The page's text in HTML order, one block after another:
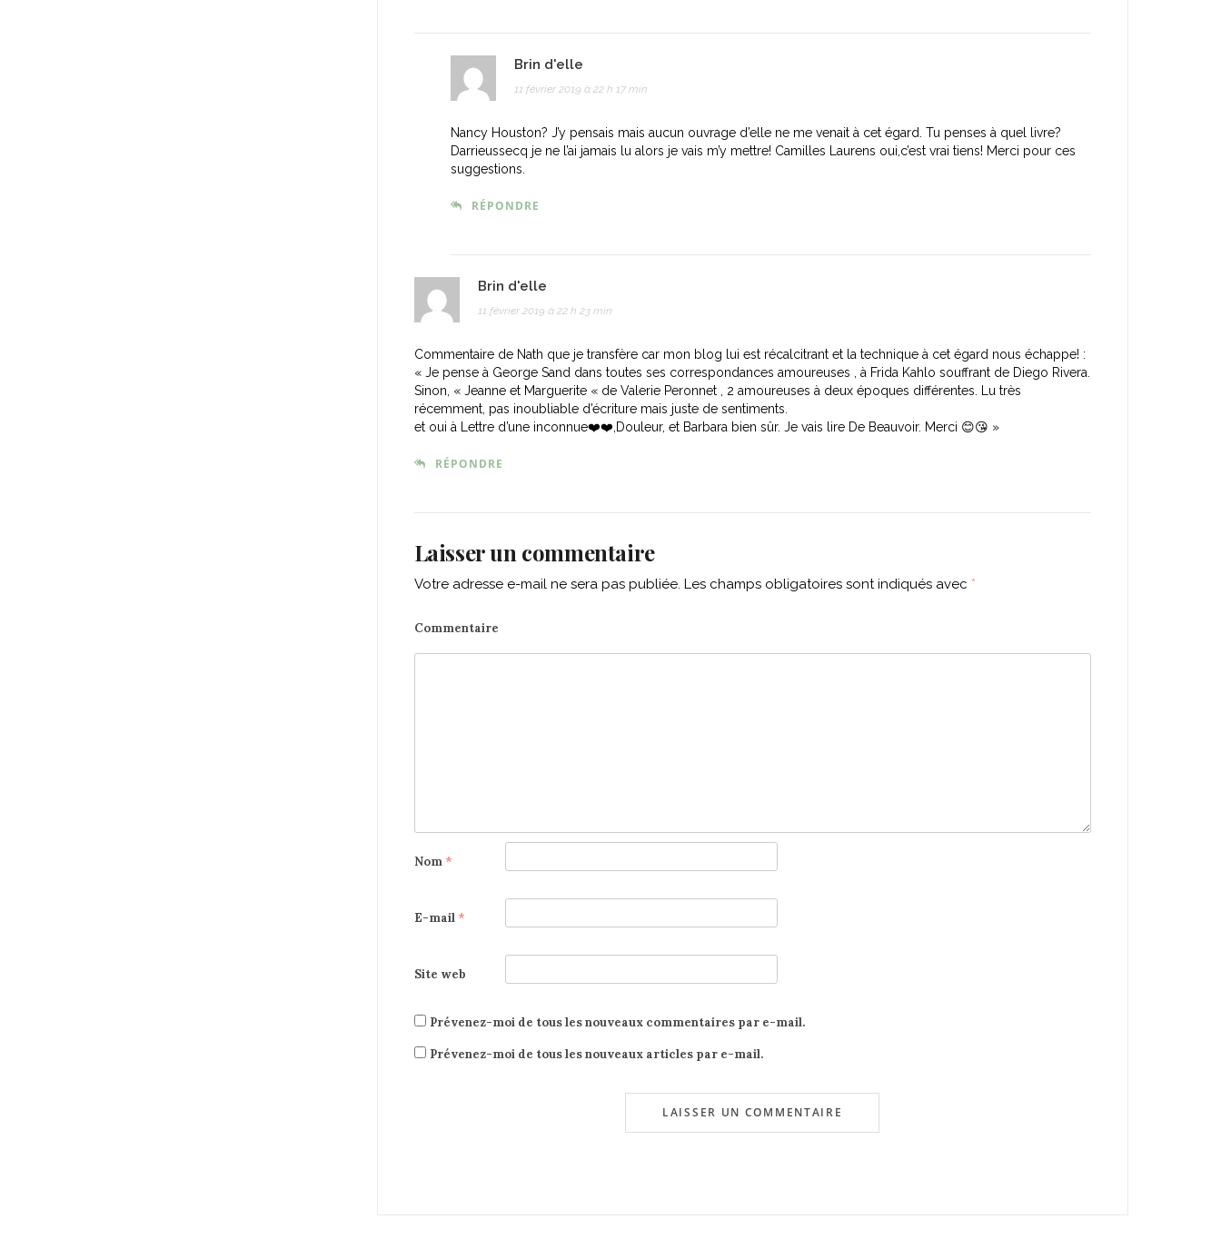
Brin d'elle
11 février 2019 à 22 h 17 min
Nancy Houston? J’y pensais mais aucun ouvrage d’elle ne me venait à cet égard. Tu penses à quel livre?
Darrieussecq je ne l’ai jamais lu alors je vais m’y mettre! Camilles Laurens oui,c’est vrai tiens! Merci pour ces
suggestions.
RÉPONDRE
Brin d'elle
11 février 2019 à 22 h 23 min
Commentaire de Nath que je transfère car mon blog lui est récalcitrant et la technique à cet égard nous échappe! :
« Je pense à George Sand dans toutes ses correspondances amoureuses , à Frida Kahlo souffrant de Diego Rivera.
Sinon, « Jeanne et Marguerite « de Valerie Peronnet , 2 amoureuses à deux époques différentes. Lu très
récemment, pas inoubliable d’écriture mais juste de sentiments.
et oui à Lettre d’une inconnue❤️❤️,Douleur, et Barbara bien sûr. Je vais lire De Beauvoir. Merci 😊😘 »
RÉPONDRE
Laisser un commentaire
Votre adresse e-mail ne sera pas publiée. Les champs obligatoires sont indiqués avec *
Commentaire
Nom *
E-mail *
Site web
Prévenez-moi de tous les nouveaux commentaires par e-mail.
Prévenez-moi de tous les nouveaux articles par e-mail.